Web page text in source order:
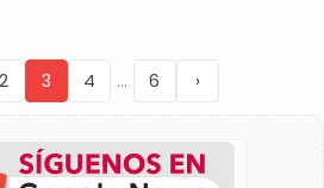
2 3 4 ... 6 ›